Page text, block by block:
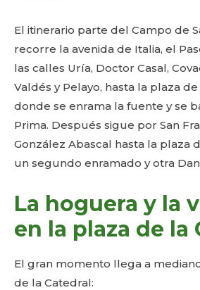
El itinerario parte del Campo de
recorre la avenida de Italia, el
las calles Uría, Doctor Casal,
Valdés y Pelayo, hasta la plaza
donde se enrama la fuente y se
Prima. Después sigue por San
González Abascal hasta la plaza
un segundo enramado y otra
La hoguera y la
en la plaza de la
El gran momento llega a
de la Catedral: